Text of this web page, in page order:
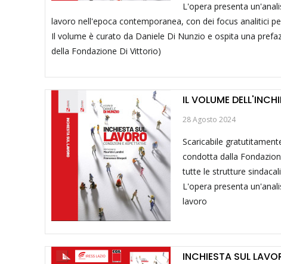
L'opera presenta
lavoro nell'epoca contemporanea, con dei focus analitici
Il volume è curato da Daniele Di Nunzio e ospita una
della Fondazione Di Vittorio)
IL VOLUME
28 Agosto 2024
Scaricabile
condotta dalla
tutte le strutture
L'opera presenta
lavoro
INCHIESTA SUL